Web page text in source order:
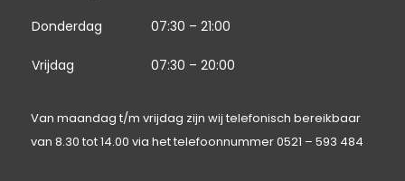
Donderdag 07:30 – 21:00
Vrijdag 07:30 – 20:00
Van maandag t/m vrijdag zijn wij telefonisch bereikbaar
van 8.30 tot 14.00 via het telefoonnummer0521 – 593 484